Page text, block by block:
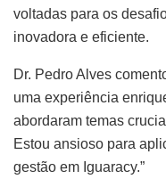
voltadas para os
inovadora e eficiente.
Dr. Pedro Alves
uma experiência
abordaram temas
Estou ansioso para
gestão em Iguaracy.”